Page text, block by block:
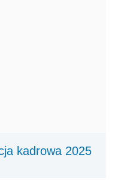
kadrowa 2025